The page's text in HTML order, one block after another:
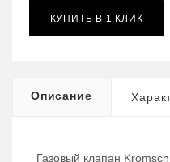
КУПИТЬ В 1 КЛИК
Описание
Газовый клапан